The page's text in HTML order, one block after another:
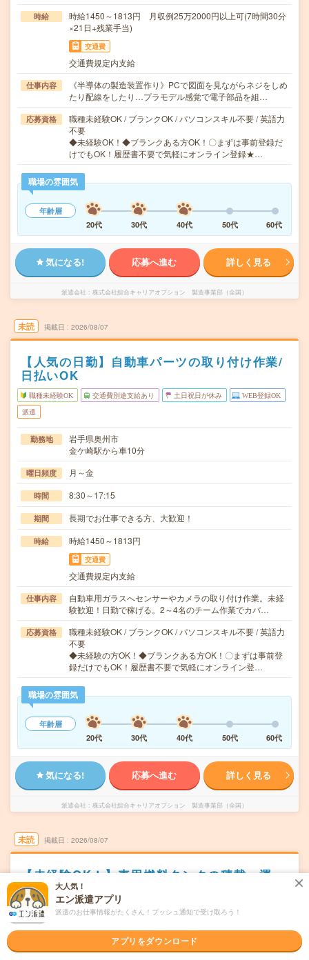
時給
時給1450～1813円 月収例25万2000円以上可(7時間30分
×21日+残業手当)
交通費
交通費規定内支給
仕事内容
《半導体の製造装置作り》PCで図面を見ながらネジをしめ
たり配線をしたり…プラモデル感覚で電子部品を組…
応募資格
職種未経験OK / ブランクOK / パソコンスキル不要 / 英語力
不要
◆未経験OK！◆ブランクある方OK！〇まずは事前登録だ
けでもOK！履歴書不要で気軽にオンライン登録★…
職場の雰囲気
年齢層
20代
30代 40代 50代 60代
気になる! 応募へ進む 詳しく見る
派遣会社 株式会社綜合キャリアオプション 製造事業部（全国）
未読 掲載日 2026/08/07
【人気の日勤】自動車パーツの取り付け作業/
日払いOK
職種未経験OK 交通費別途支給あり 土日祝日が休み WEB登録OK
派遣
勤務地
岩手県奥州市
金ケ崎駅から車10分
曜日頻度 月～金
時間 8:30～17:15
期間 長期でお仕事できる方、大歓迎！
時給 時給1450～1813円
交通費
交通費規定内支給
仕事内容
自動車用ガラスへセンサーやカメラの取り付け作業。未経
験歓迎！日勤で稼げる。2～4名のチーム作業でカバ…
応募資格
職種未経験OK / ブランクOK / パソコンスキル不要 / 英語力
不要
◆未経験の方OK！◆ブランクある方OK！〇まずは事前登
録だけでもOK！履歴書不要で気軽にオンライン登…
職場の雰囲気
年齢層
20代
30代 40代 50代 60代
気になる! 応募へ進む 詳しく見る
派遣会社 株式会社綜合キャリアオプション 製造事業部（全国）
未読 掲載日 2026/08/07
【未経験OK！】車用燃料タンクの積載・運
搬・空箱整理/日払いOK
職種未経験OK 交通費別途支給あり 土日祝日が休み
派遣
勤務地
岩手県胆沢郡
大人気！
エン派遣アプリ
派遣のお仕事情報がたくさん！プッシュ通知で受け取ろう！
アプリをダウンロード